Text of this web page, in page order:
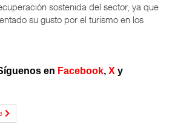
sostenida del sector, ya que
su gusto por el turismo en los
en Facebook, X y